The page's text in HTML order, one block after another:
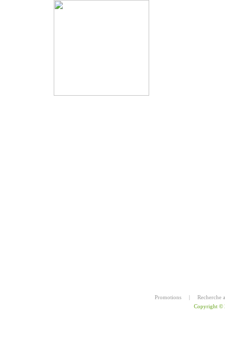
Promotions |
Recherche
Copyright ©